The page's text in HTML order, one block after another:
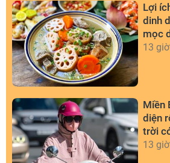
Lợi
dinh
mọc
thuộc
13
Miền
diện
trời
13